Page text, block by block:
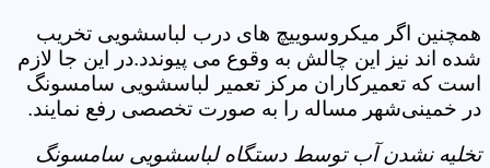
همچنین اگر میکروسوییچ های درب لباسشویی تخریب
شده اند نیز این چالش به وقوع می پیوندد.در این جا لازم
است که تعمیرکاران مرکز تعمیر لباسشویی سامسونگ
در خمینی‌شهر مساله را به صورت تخصصی رفع نمایند.
تخلیه نشدن آب توسط دستگاه لباسشویی سامسونگ